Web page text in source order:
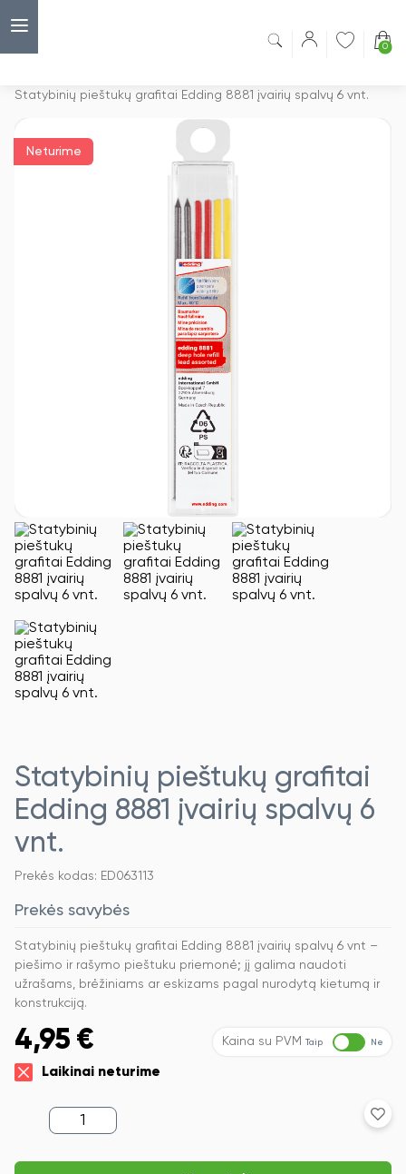
0
Statybinių pieštukų grafitai Edding 8881 įvairių spalvų 6 vnt.
Neturime
Statybinių pieštukų grafitai
Edding 8881 įvairių spalvų 6
vnt.
Prekės kodas: ED063113
Prekės savybės
Statybinių pieštukų grafitai Edding 8881 įvairių spalvų 6 vnt –
piešimo ir rašymo pieštuku priemonė; jį galima naudoti
užrašams, brėžiniams ar eskizams pagal nurodytą kietumą ir
konstrukciją.
4,95 € Kaina su PVM Taip Ne
Laikinai neturime
produkto
kiekis:
pieštukų